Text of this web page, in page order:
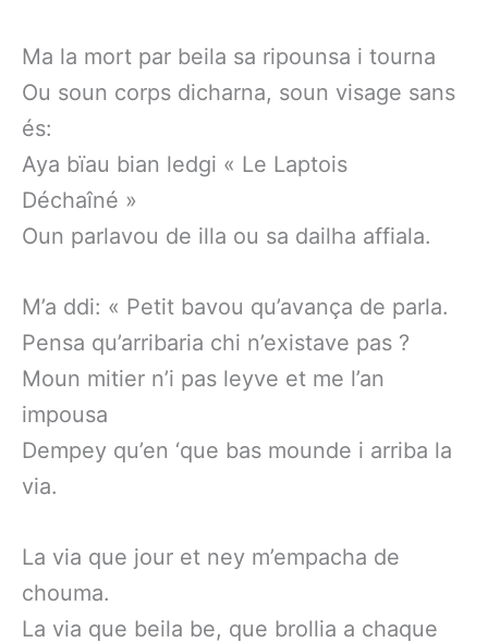
Ma la mort par beila sa ripounsa i tourna
Ou soun corps dicharna, soun visage sans
és:
Aya bïau bian ledgi « Le Laptois
Déchaîné »
Oun parlavou de illa ou sa dailha affiala.
M’a ddi: « Petit bavou qu’avança de parla.
Pensa qu’arribaria chi n’existave pas ?
Moun mitier n’i pas leyve et me l’an
impousa
Dempey qu’en ‘que bas mounde i arriba la
via.
La via que jour et ney m’empacha de
chouma.
La via que beila be, que brollia a chaque